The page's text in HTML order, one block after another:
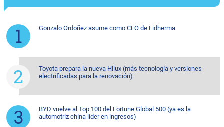
Gonzalo Ordoñez asume como CEO de Lidherma
Toyota prepara la nueva Hilux (más tecnología y versiones
electrificadas para la renovación)
BYD vuelve al Top 100 del Fortune Global 500 (ya es la
automotriz china líder en ingresos)